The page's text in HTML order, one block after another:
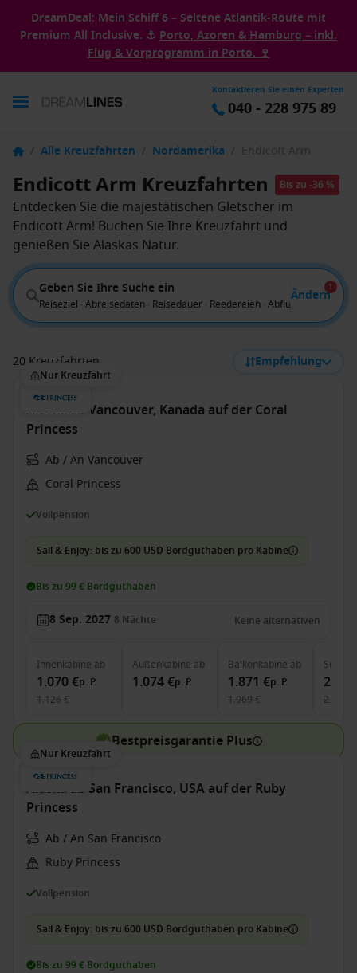
DreamDeal: Mein Schiff 6 – Seltene Atlantik-Route mit
Premium All Inclusive. ⚓ Porto, Azoren & Hamburg – inkl.
Flug & Vorprogramm in Porto. 🍷
Kontaktieren Sie einen Experten
040 - 228 975 89
/ Alle Kreuzfahrten / Nordamerika / Endicott Arm
Endicott Arm Kreuzfahrten Bis zu -36 %
Entdecken Sie die majestätischen Gletscher im
Endicott Arm! Buchen Sie Ihre Kreuzfahrt und
genießen Sie Alaskas Natur.
Geben Sie Ihre Suche ein
Reiseziel · Abreisedaten · Reisedauer · Reedereien · Abflug von
Ändern
1
20 Kreuzfahrten Empfehlung
Nur Kreuzfahrt
Alaska ab Vancouver, Kanada auf der Coral
Princess
Ab / An Vancouver
Coral Princess
Vollpension
Sail & Enjoy: bis zu 600 USD Bordguthaben pro Kabine
Bis zu 99 € Bordguthaben
8 Sep. 2027 8 Nächte Keine alternativen
Innenkabine ab
1.070 €p. P.
1.126 €
Außenkabine ab
1.074 €p. P.
Balkonkabine ab
1.871 €p. P.
1.969 €
Suite
2.279 €
Bestpreisgarantie Plus
Nur Kreuzfahrt
Alaska ab San Francisco, USA auf der Ruby
Princess
Ab / An San Francisco
Ruby Princess
Vollpension
Sail & Enjoy: bis zu 600 USD Bordguthaben pro Kabine
Bis zu 99 € Bordguthaben